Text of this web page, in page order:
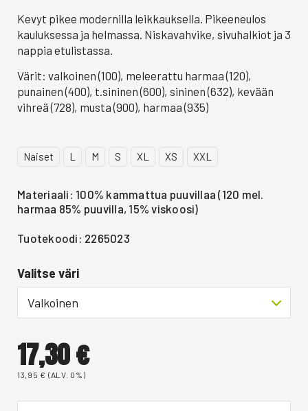
Kevyt pikee modernilla leikkauksella. Pikeeneulos
kauluksessa ja helmassa. Niskavahvike, sivuhalkiot ja 3
nappia etulistassa.
Värit: valkoinen (100), meleerattu harmaa (120),
punainen (400), t.sininen (600), sininen (632), kevään
vihreä (728), musta (900), harmaa (935)
Naiset L M S XL XS XXL
Materiaali: 100% kammattua puuvillaa (120 mel.
harmaa 85% puuvilla, 15% viskoosi)
Tuotekoodi: 2265023
Valitse väri
Valkoinen
17,30€
13,95 € (ALV. 0%)